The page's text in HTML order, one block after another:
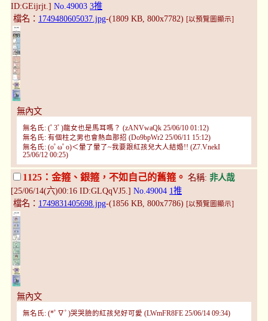
ID:GEijrjt.] No.49003 3推
檔名： 1749480605037.jpg-(1809 KB, 800x7782) [以預覽圖顯示]
無內文
無名氏: (ﾟ3ﾟ)龍女也是馬耳嗎？ (zANVwaQk 25/06/10 01:12)
無名氏: 有個柱之男也會熱血那招 (Do9bpWr2 25/06/11 15:12)
無名氏: (oﾟωﾟo)＜暈了暈了~我要跟紅孩兒大人結婚!! (Z7.VnekI
25/06/12 00:25)
1125：金箍、銀箍，不如自己的舊箍。 名稱: 非人哉
[25/06/14(六)00:16 ID:GLQqVJ5.] No.49004 1推
檔名： 1749831405698.jpg-(1856 KB, 800x7786) [以預覽圖顯示]
無內文
無名氏: (*ﾟ∇ﾟ)哭哭臉的紅孩兒好可愛 (LWmFR8FE 25/06/14 09:34)